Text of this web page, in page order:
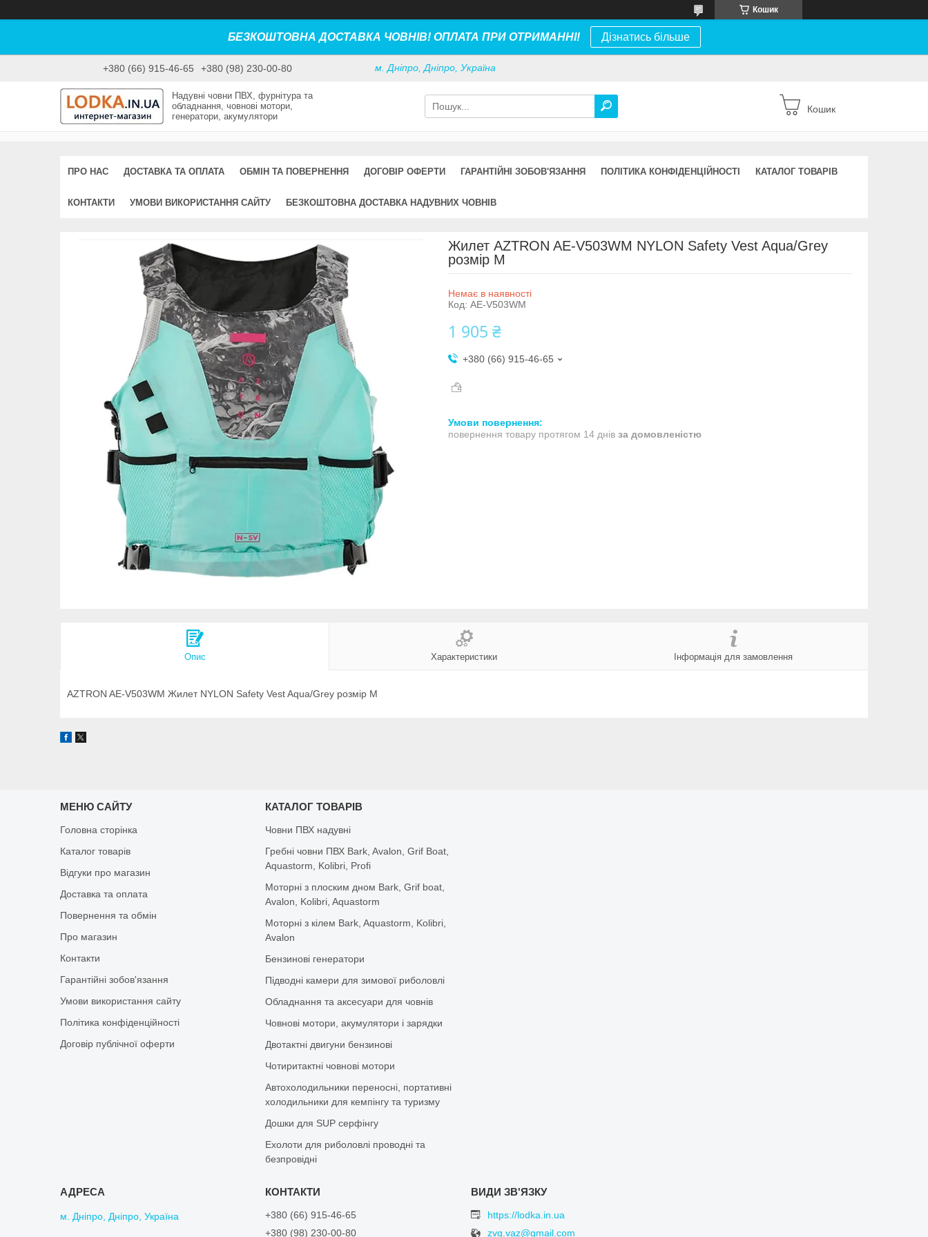
Кошик
БЕЗКОШТОВНА ДОСТАВКА ЧОВНІВ! ОПЛАТА ПРИ ОТРИМАННІ! Дізнатись більше
+380 (66) 915-46-65 +380 (98) 230-00-80 м. Дніпро, Дніпро, Україна
Надувні човни ПВХ, фурнітура та
обладнання, човнові мотори,
генератори, акумулятори
Кошик
ПРО НАС ДОСТАВКА ТА ОПЛАТА ОБМІН ТА ПОВЕРНЕННЯ ДОГОВІР ОФЕРТИ ГАРАНТІЙНІ ЗОБОВ'ЯЗАННЯ ПОЛІТИКА КОНФІДЕНЦІЙНОСТІ КАТАЛОГ ТОВАРІВ
КОНТАКТИ УМОВИ ВИКОРИСТАННЯ САЙТУ БЕЗКОШТОВНА ДОСТАВКА НАДУВНИХ ЧОВНІВ
Жилет AZTRON AE-V503WM NYLON Safety Vest Aqua/Grey
розмір M
Немає в наявності
Код: AE-V503WM
1 905 ₴
+380 (66) 915-46-65
повернення товару протягом 14 днів за домовленістю
Опис Характеристики Інформація для замовлення
AZTRON AE-V503WM Жилет NYLON Safety Vest Aqua/Grey розмір M
МЕНЮ САЙТУ
Головна сторінка
Каталог товарів
Відгуки про магазин
Доставка та оплата
Повернення та обмін
Про магазин
Контакти
Гарантійні зобов'язання
Умови використання сайту
Політика конфіденційності
Договір публічної оферти
КАТАЛОГ ТОВАРІВ
Човни ПВХ надувні
Гребні човни ПВХ Bark, Avalon, Grif Boat,
Aquastorm, Kolibri, Profi
Моторні з плоским дном Bark, Grif boat,
Avalon, Kolibri, Aquastorm
Моторні з кілем Bark, Aquastorm, Kolibri,
Avalon
Бензинові генератори
Підводні камери для зимової риболовлі
Обладнання та аксесуари для човнів
Човнові мотори, акумулятори і зарядки
Двотактні двигуни бензинові
Чотиритактні човнові мотори
Автохолодильники переносні, портативні
холодильники для кемпінгу та туризму
Дошки для SUP серфінгу
Ехолоти для риболовлі проводні та
безпровідні
м. Дніпро, Дніпро, Україна
+380 (66) 915-46-65
+380 (98) 230-00-80
https://lodka.in.ua
zvg.vaz@gmail.com